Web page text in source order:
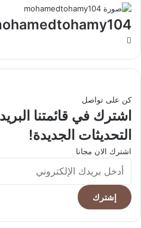
كن على تواصل
اشترك في قائمتنا
التحديثات الجديدة!
اشترك الان مجانا
أدخل
بريدك
الإلكتروني